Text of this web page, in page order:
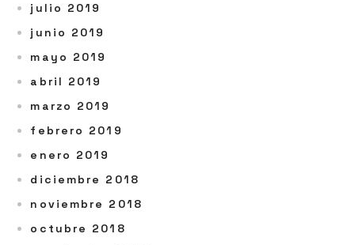
julio 2019
junio 2019
mayo 2019
abril 2019
marzo 2019
febrero 2019
enero 2019
diciembre 2018
noviembre 2018
octubre 2018